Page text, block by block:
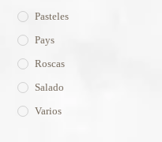
Pasteles
Pays
Roscas
Salado
Varios